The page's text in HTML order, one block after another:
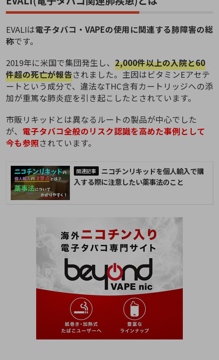
EVALIは電子タバコ・VAPEの使用に関連する肺障害の総
称です。
2019年に米国で集団発生し、 2,000件以上の入院と60
件超の死亡が報告されました。主因はビタミンEアセテ
ートという成分で、違法なTHC含有カートリッジへの添
加が重篤な肺炎症を引き起こしたとされています。
市販リキッドとは異なるルートの製品が中心でした
が、 電子タバコ全般のリスク認識を高めた事例として
今も参照されています。
ニコチンリキッドを個人輸入で購
入する際に注意したい薬事法のこと